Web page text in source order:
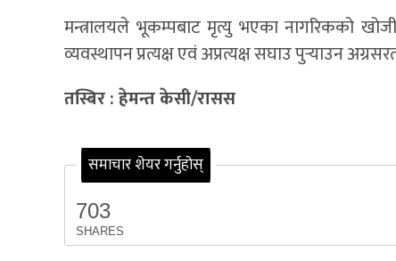
मन्त्रालयले भूकम्पबाट मृत्यु भएका नागरिकको
व्यवस्थापन प्रत्यक्ष एवं अप्रत्यक्ष सघाउ पुर्‍याउन
तस्बिर : हेमन्त केसी/रासस
समाचार शेयर गर्नुहोस्
703
SHARES